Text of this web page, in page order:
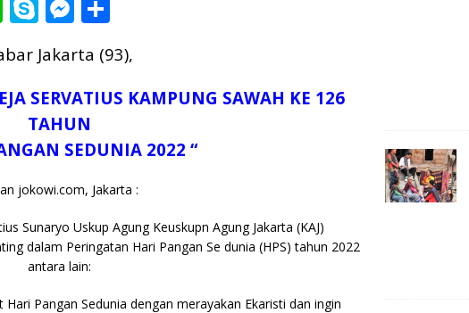
Li
e
S
y
p
e
M
ss
e
n
g
e
r
ar
e
Jakarta (93),
SERVATIUS KAMPUNG SAWAH KE 126
TAHUN
SEDUNIA 2022 “
jokowi.com, Jakarta :
Sunaryo Uskup Agung Keuskupn Agung Jakarta (KAJ)
dalam Peringatan Hari Pangan Se dunia (HPS) tahun 2022
antara lain:
Pangan Sedunia dengan merayakan Ekaristi dan ingin